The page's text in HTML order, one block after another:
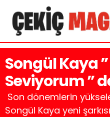
Songül Kaya
Seviyorum ”
Son dönemlerin
Songül Kaya yeni